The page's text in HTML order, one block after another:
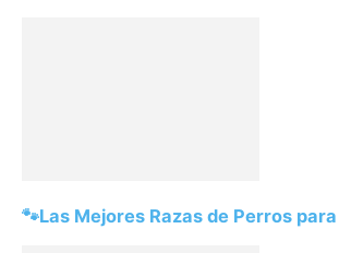
🐾Las Mejores Razas de Perros